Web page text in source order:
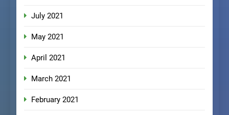
July 2021
May 2021
April 2021
March 2021
February 2021